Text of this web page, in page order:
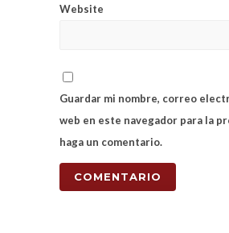
Website
Guardar mi nombre, correo
web en este navegador para la
haga un comentario.